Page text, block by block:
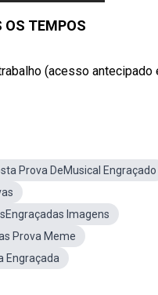
OS TEMPOS
(acesso antecipado
Prova DeMusical Engraçado
Imagens
Prova Meme
Engraçada